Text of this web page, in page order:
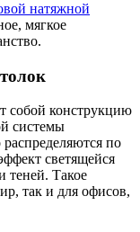
натяжной
мягкое
собой конструкцию
системы
по
светящейся
теней. Такое
так и для офисов,